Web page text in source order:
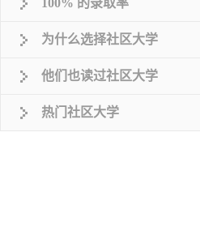
100% 的录取率
为什么选择社区大学
他们也读过社区大学
热门社区大学